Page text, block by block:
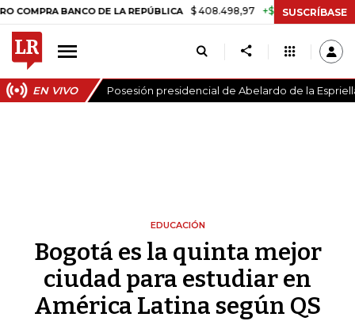
BANCO DE LA REPÚBLICA $ 408.498,97 +$ 8.753,81 +2,19% TASA
SUSCRÍBASE
EN VIVO Posesión presidencial de Abelardo de la
EDUCACIÓN
Bogotá es la quinta mejor
ciudad para estudiar en
América Latina según QS